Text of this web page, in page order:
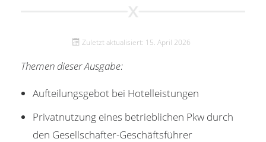
Zuletzt aktualisiert: 15. April 2026
Themen dieser Ausgabe:
Aufteilungsgebot bei Hotelleistungen
Privatnutzung eines betrieblichen Pkw durch
den Gesellschafter-Geschäftsführer